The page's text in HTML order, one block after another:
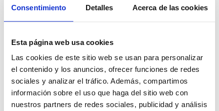
Consentimiento Detalles Acerca de las cookies
Esta página web usa cookies
Las cookies de este sitio web se usan para personalizar
el contenido y los anuncios, ofrecer funciones de redes
sociales y analizar el tráfico. Además, compartimos
información sobre el uso que haga del sitio web con
nuestros partners de redes sociales, publicidad y análisis
Descargas
Presentaciones
5KG 25KG 100KG
Ingredientes relacionados